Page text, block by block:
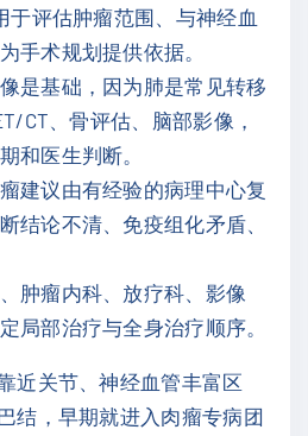
于评估肿瘤范围、与神经血
手术规划提供依据。
是基础，因为肺是常见转移
CT、骨评估、脑部影像，
和医生判断。
建议由有经验的病理中心复
结论不清、免疫组化矛盾、
肿瘤内科、放疗科、影像
局部治疗与全身治疗顺序。
近关节、神经血管丰富区
结，早期就进入肉瘤专病团